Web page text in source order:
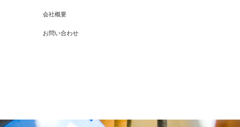
会社概要
お問い合わせ